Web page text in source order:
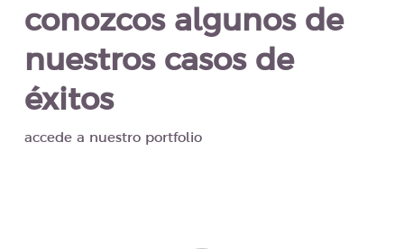
conozcos algunos de
nuestros casos de
éxitos
accede a nuestro portfolio